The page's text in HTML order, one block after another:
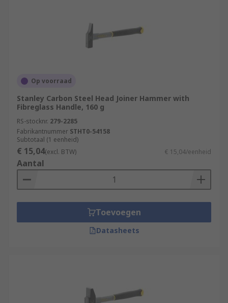
Op voorraad
Stanley Carbon Steel Head Joiner Hammer with
Fibreglass Handle, 160 g
RS-stocknr. 279-2285
Fabrikantnummer STHT0-54158
Subtotaal (1 eenheid)
€ 15,04(excl. BTW) € 15,04/eenheid
Aantal
Toevoegen
Datasheets